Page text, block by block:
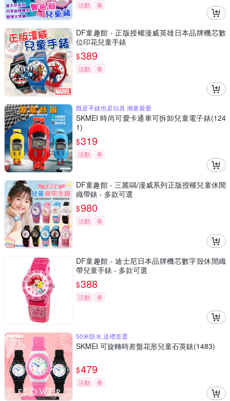
活動 券
DF童趣館 - 正版授權漫威英雄日本品牌機芯數
位印花兒童手錶
$389
活動 券
既是手錶也是玩具 潮童最愛
SKMEI 時尚可愛卡通車可拆卸兒童電子錶(124
1)
$319
活動 券
DF童趣館 - 三麗鷗/漫威系列正版授權兒童休閒
織帶錶 - 多款可選
$980
活動 券
DF童趣館 - 迪士尼日本品牌機芯數字殼休閒織
帶兒童手錶 - 多款可選
$388
活動 券
50米防水,送禮首選
SKMEI 可旋轉時差盤花形兒童石英錶(1483)
$479
活動 券